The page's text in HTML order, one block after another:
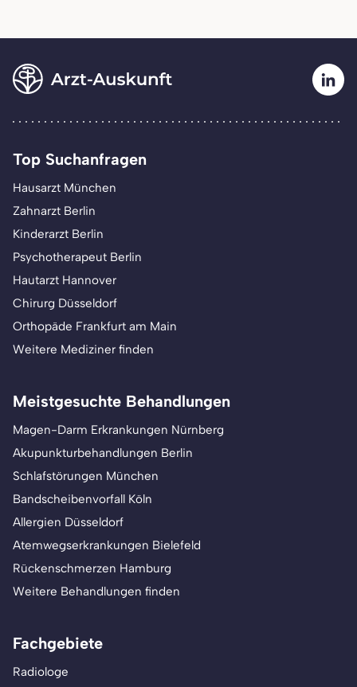
Top Suchanfragen
Hausarzt München
Zahnarzt Berlin
Kinderarzt Berlin
Psychotherapeut Berlin
Hautarzt Hannover
Chirurg Düsseldorf
Orthopäde Frankfurt am Main
Weitere Mediziner finden
Meistgesuchte Behandlungen
Magen-Darm Erkrankungen Nürnberg
Akupunkturbehandlungen Berlin
Schlafstörungen München
Bandscheibenvorfall Köln
Allergien Düsseldorf
Atemwegserkrankungen Bielefeld
Rückenschmerzen Hamburg
Weitere Behandlungen finden
Fachgebiete
Radiologe